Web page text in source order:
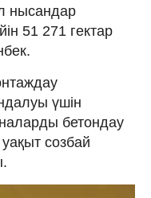
нысандар
51 271 гектар
үшін
бетондау
созбай